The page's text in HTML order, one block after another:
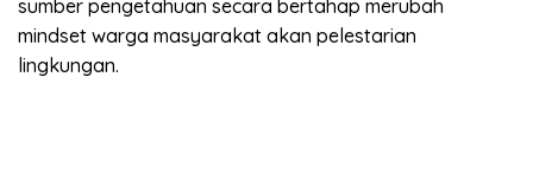
sumber pengetahuan secara bertahap merubah
mindset warga masyarakat akan pelestarian
lingkungan.